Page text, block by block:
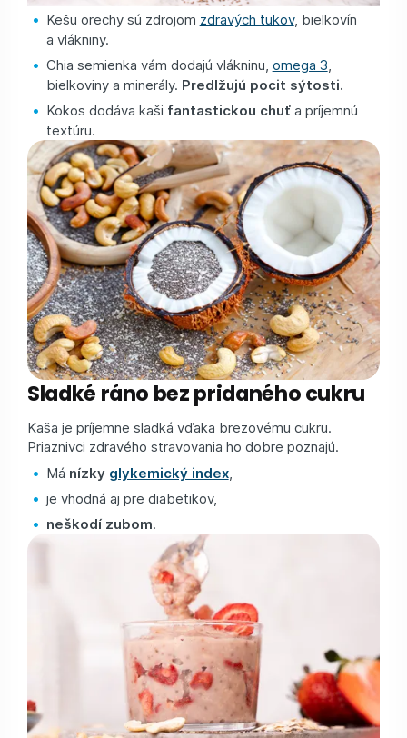
Kešu orechy sú zdrojom zdravých tukov, bielkovín
a vlákniny.
Chia semienka vám dodajú vlákninu, omega 3
bielkoviny a minerály. Predlžujú pocit sýtosti.
Kokos dodáva kaši fantastickou chuťa príjemnú
textúru.
Sladké ráno bez pridaného cukru
Kaša je príjemne sladká vďaka brezovému cukru.
Priaznivci zdravého stravovania ho dobre poznajú.
Má nízky glykemický index,
je vhodná aj pre diabetikov,
neškodí zubom.